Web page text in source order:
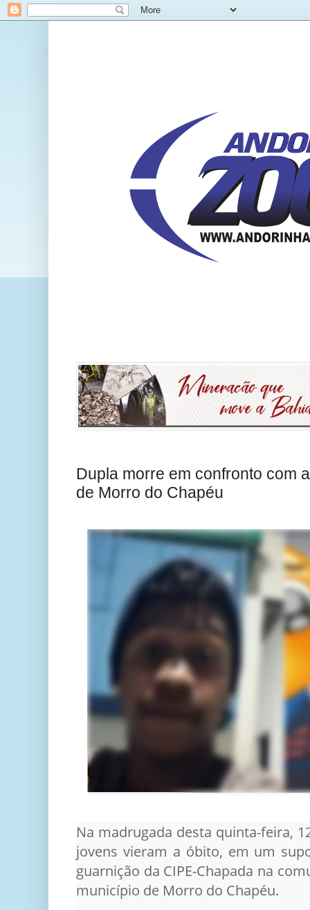
Dupla morre em confronto com
de Morro do Chapéu
Na madrugada desta quinta-feira,
jovens vieram a óbito, em um
guarnição da CIPE-Chapada na
município de Morro do Chapéu.